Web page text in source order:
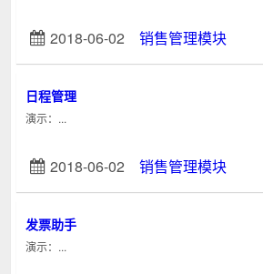
2018-06-02销售管理模块
日程管理
演示：...
2018-06-02销售管理模块
发票助手
演示：...